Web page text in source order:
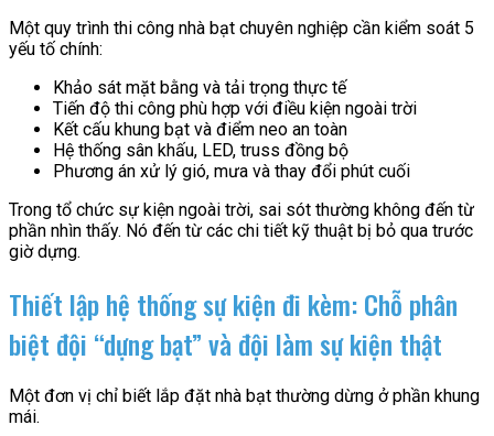
Một quy trình thi công nhà bạt chuyên nghiệp cần kiểm soát 5
yếu tố chính:
Khảo sát mặt bằng và tải trọng thực tế
Tiến độ thi công phù hợp với điều kiện ngoài trời
Kết cấu khung bạt và điểm neo an toàn
Hệ thống sân khấu, LED, truss đồng bộ
Phương án xử lý gió, mưa và thay đổi phút cuối
Trong tổ chức sự kiện ngoài trời, sai sót thường không đến từ
phần nhìn thấy. Nó đến từ các chi tiết kỹ thuật bị bỏ qua trước
giờ dựng.
Thiết lập hệ thống sự kiện đi kèm: Chỗ phân
biệt đội “dựng bạt” và đội làm sự kiện thật
Một đơn vị chỉ biết lắp đặt nhà bạt thường dừng ở phần khung
mái.